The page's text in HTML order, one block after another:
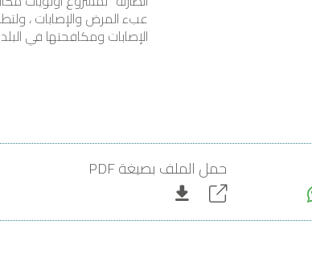
عبء المرض والإصابات ،
الإصابات ومكافحتها في
حمل الملف بصيغة PDF